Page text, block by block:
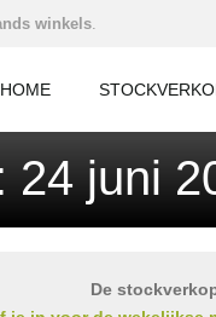
winkels.
HOME
24 juni
De